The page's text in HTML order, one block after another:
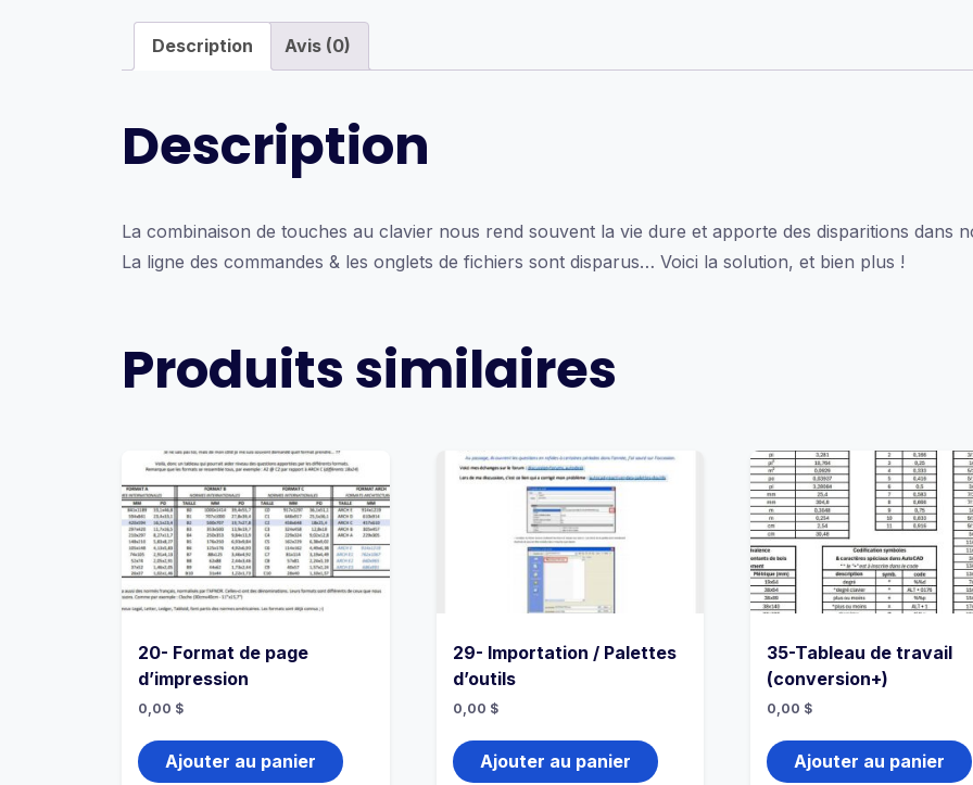
Description Avis (0)
Description
La combinaison de touches au clavier nous rend souvent la vie dure et apporte des disparitions dans
La ligne des commandes & les onglets de fichiers sont disparus… Voici la solution, et bien plus !
Produits similaires
20- Format de page
d’impression
0,00 $
Ajouter au panier
29- Importation / Palettes
d’outils
0,00 $
Ajouter au panier
35-Tableau de travail
(conversion+)
0,00 $
Ajouter au panier